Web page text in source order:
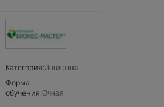
Категория:Логистика
Форма
обучения:Очная